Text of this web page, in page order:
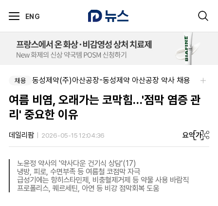
ENG
채용 동성제약(주)아산공장-동성제약 아산공장 약사 채용
여름 비염, 오래가는 코막힘…'점막 염증 관
리' 중요한 이유
데일리팜 2026-05-15 12:04:36 요약가
노윤정 약사의 '약사다운 건기식 상담'(17)
냉방, 피로, 수면부족 등 여름철 코점막 자극
급성기에는 항히스타민제, 비충혈제거제 등 약물 사용 바람직
프로폴리스, 퀘르세틴, 아연 등 비강 점막회복 도움